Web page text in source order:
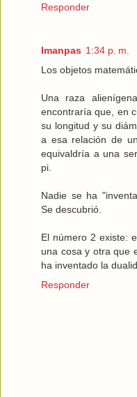
Responder
Imanpas 1:34 p. m.
Los objetos
Una raza
encontraría que, en
su longitud y su
a esa relación de
equivaldría a una
pi.
Nadie se ha
Se descubrió.
El número 2 existe:
una cosa y otra que
ha inventado la
Responder